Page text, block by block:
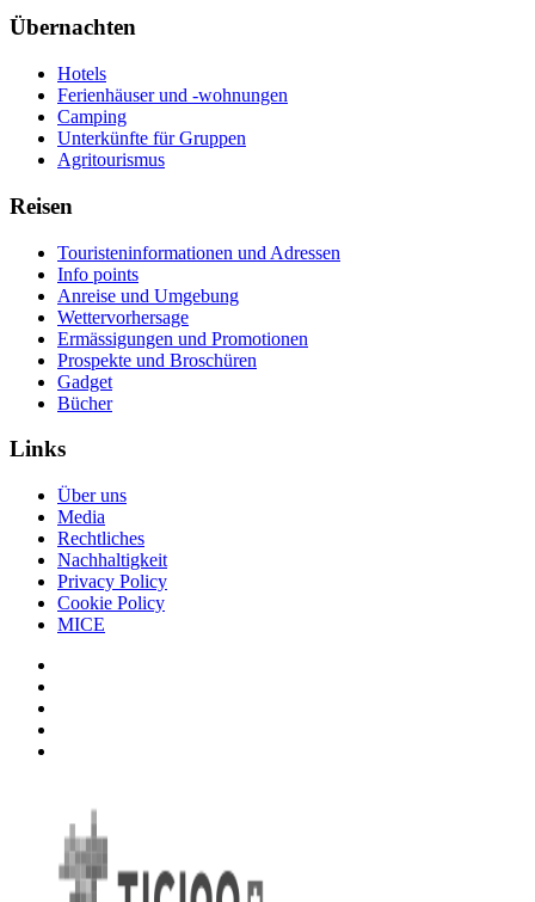
Übernachten
Hotels
Ferienhäuser und -wohnungen
Camping
Unterkünfte für Gruppen
Agritourismus
Reisen
Touristeninformationen und Adressen
Info points
Anreise und Umgebung
Wettervorhersage
Ermässigungen und Promotionen
Prospekte und Broschüren
Gadget
Bücher
Links
Über uns
Media
Rechtliches
Nachhaltigkeit
Privacy Policy
Cookie Policy
MICE